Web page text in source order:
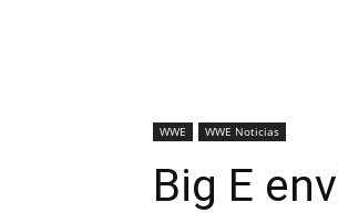
WWE WWE Noticias
Big E